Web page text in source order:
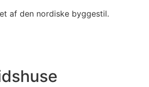
af den nordiske byggestil.